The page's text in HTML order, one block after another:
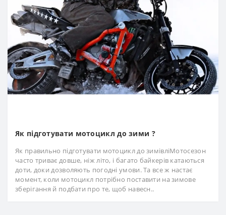
Як підготувати мотоцикл до зими ?
Як правильно підготувати мотоцикл до зимівліМотосезон
часто триває довше, ніж літо, і багато байкерів катаються
доти, доки дозволяють погодні умови. Та все ж настає
момент, коли мотоцикл потрібно поставити на зимове
зберігання й подбати про те, щоб навесн..